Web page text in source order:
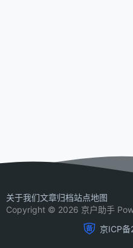
关于我们文章归档站点地图
Copyright © 2026 京户助手
京ICP